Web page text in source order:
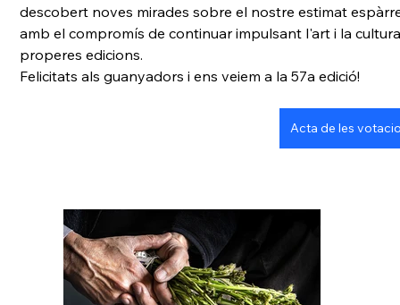
descobert noves mirades sobre el nostre estimat
amb el compromís de continuar impulsant l'art i la
properes edicions.
Felicitats als guanyadors i ens veiem a la 57a edició!
Acta de les